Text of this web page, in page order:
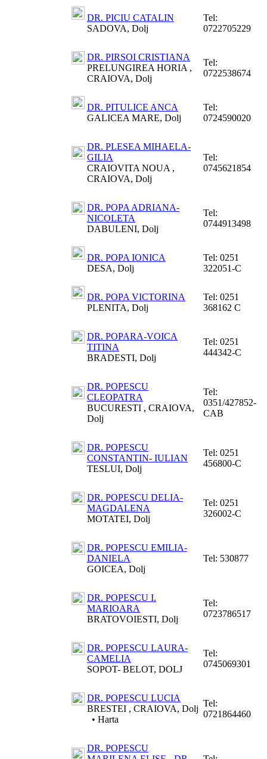
DR. PICIU CATALIN
SADOVA, Dolj
Tel:
0722705229
DR. PIRSOI CRISTIANA
PRELUNGIREA HORIA ,
CRAIOVA, Dolj
Tel:
0722538674
DR. PITULICE ANCA
GALICEA MARE, Dolj
Tel:
0724590020
DR. PLESEA MIHAELA-
GILIA
CRAIOVITA NOUA ,
CRAIOVA, Dolj
Tel:
0745621854
DR. POPA ADRIANA-
NICOLETA
DABULENI, Dolj
Tel:
0744913498
DR. POPA IONICA
DESA, Dolj
Tel: 0251
322051-C
DR. POPA VICTORINA
PLENITA, Dolj
Tel: 0251
368162 C
DR. POPARA-VOICA
TITINA
BRADESTI, Dolj
Tel: 0251
444342-C
DR. POPESCU
CLEOPATRA
BUCURESTI , CRAIOVA,
Dolj
Tel:
0351/427852-
CAB
DR. POPESCU
CONSTANTIN- IULIAN
TESLUI, Dolj
Tel: 0251
456800-C
DR. POPESCU DELIA-
MAGDALENA
MOTATEI, Dolj
Tel: 0251
326002-C
DR. POPESCU EMILIA-
DANIELA
GOICEA, Dolj
Tel: 530877
DR. POPESCU I.
MARIOARA
BRATOVOIESTI, Dolj
Tel:
0723786517
DR. POPESCU LAURA-
CAMELIA
SOPOT- BELOT, DOLJ
Tel:
0745069301
DR. POPESCU LUCIA
BRESTEI , CRAIOVA, Dolj
• Harta
Tel:
0721864460
DR. POPESCU